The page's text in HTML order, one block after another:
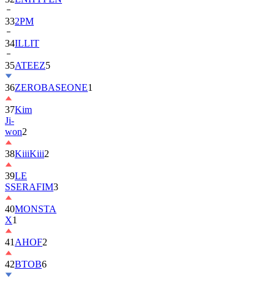
34ILLIT
35ATEEZ
36ZEROBASEONE
37Kim
Ji-
won2
38KiiiKiii
39LE
SSERAFIM
40MONSTA
X
41AHOF
42 BTOB6
43SUPER
JUNIOR